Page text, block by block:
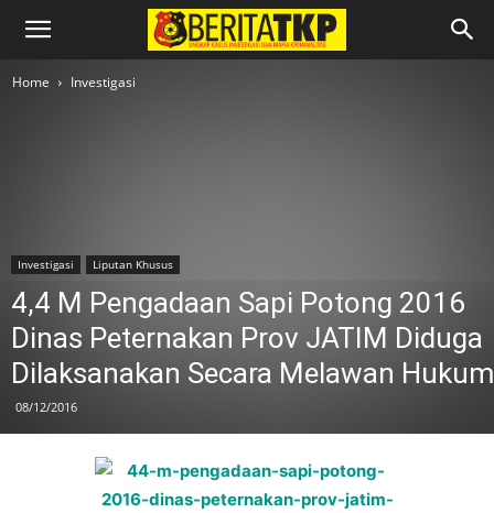
Home Investigasi
Investigasi Liputan Khusus
4,4 M Pengadaan Sapi Potong 2016
Dinas Peternakan Prov JATIM Diduga
Dilaksanakan Secara Melawan Hukum
08/12/2016